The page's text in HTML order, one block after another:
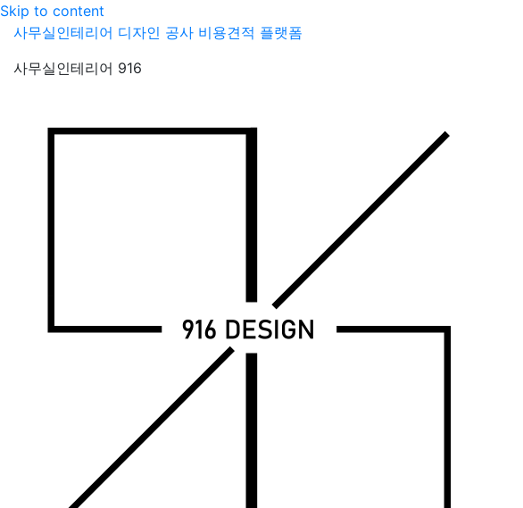
Skip to content
사무실인테리어 디자인 공사 비용견적 플랫폼
사무실인테리어 916